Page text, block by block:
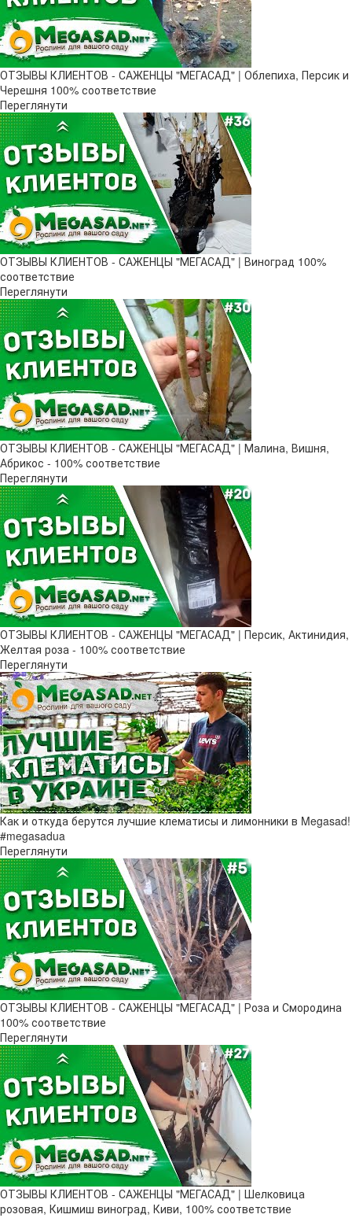
ОТЗЫВЫ КЛИЕНТОВ - САЖЕНЦЫ "МЕГАСАД" | Облепиха, Персик и
Черешня 100% соответствие
Переглянути
ОТЗЫВЫ КЛИЕНТОВ - САЖЕНЦЫ "МЕГАСАД" | Виноград 100%
соответствие
Переглянути
ОТЗЫВЫ КЛИЕНТОВ - САЖЕНЦЫ "МЕГАСАД" | Малина, Вишня,
Абрикос - 100% соответствие
Переглянути
ОТЗЫВЫ КЛИЕНТОВ - САЖЕНЦЫ "МЕГАСАД" | Персик, Актинидия,
Желтая роза - 100% соответствие
Переглянути
Как и откуда берутся лучшие клематисы и лимонники в Megasad!
#megasadua
Переглянути
ОТЗЫВЫ КЛИЕНТОВ - САЖЕНЦЫ "МЕГАСАД" | Роза и Смородина
100% соответствие
Переглянути
ОТЗЫВЫ КЛИЕНТОВ - САЖЕНЦЫ "МЕГАСАД" | Шелковица
розовая, Кишмиш виноград, Киви, 100% соответствие